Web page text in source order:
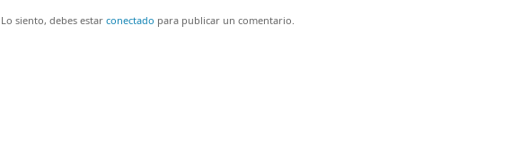
entradas
Lo siento, debes estar conectado para publicar un comentario.